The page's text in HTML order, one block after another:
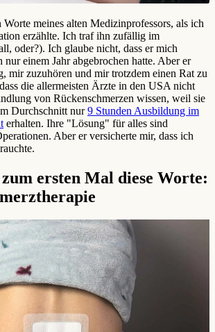
Worte meines alten Medizinprofessors, als ich
erzählte. Ich traf ihn zufällig im
oder?). Ich glaube nicht, dass er mich
nur einem Jahr abgebrochen hatte. Aber er
mir zuzuhören und mir trotzdem einen Rat zu
die allermeisten Ärzte in den USA nicht
von Rückenschmerzen wissen, weil sie
Durchschnitt nur9 Stunden Ausbildung im
erhalten. Ihre "Lösung" für alles sind
Aber er versicherte mir, dass ich
ersten Mal diese Worte: